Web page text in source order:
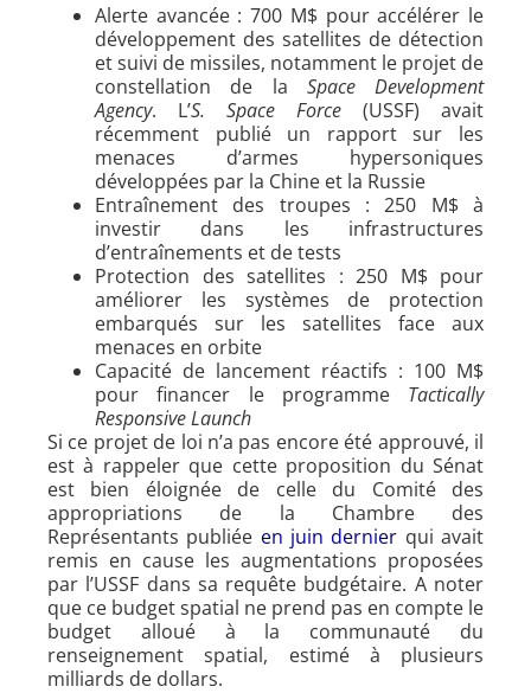
Alerte avancée : 700 M$ pour accélérer le
développement des satellites de détection
et suivi de missiles, notamment le projet de
constellation de la Space Development
Agency. L’S. Space Force (USSF) avait
récemment publié un rapport sur les
menaces d’armes hypersoniques
développées par la Chine et la Russie
Entraînement des troupes : 250 M$ à
investir dans les infrastructures
d’entraînements et de tests
Protection des satellites : 250 M$ pour
améliorer les systèmes de protection
embarqués sur les satellites face aux
menaces en orbite
Capacité de lancement réactifs : 100 M$
pour financer le programme Tactically
Responsive Launch
Si ce projet de loi n’a pas encore été approuvé, il
est à rappeler que cette proposition du Sénat
est bien éloignée de celle du Comité des
appropriations de la Chambre des
Représentants publiée en juin dernier qui avait
remis en cause les augmentations proposées
par l’USSF dans sa requête budgétaire. A noter
que ce budget spatial ne prend pas en compte le
budget alloué à la communauté du
renseignement spatial, estimé à plusieurs
milliards de dollars.